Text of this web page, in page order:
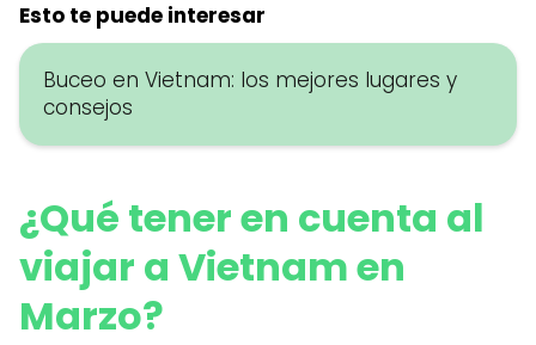
Esto te puede interesar
Buceo en Vietnam: los mejores lugares y
consejos
¿Qué tener en cuenta al
viajar a Vietnam en
Marzo?